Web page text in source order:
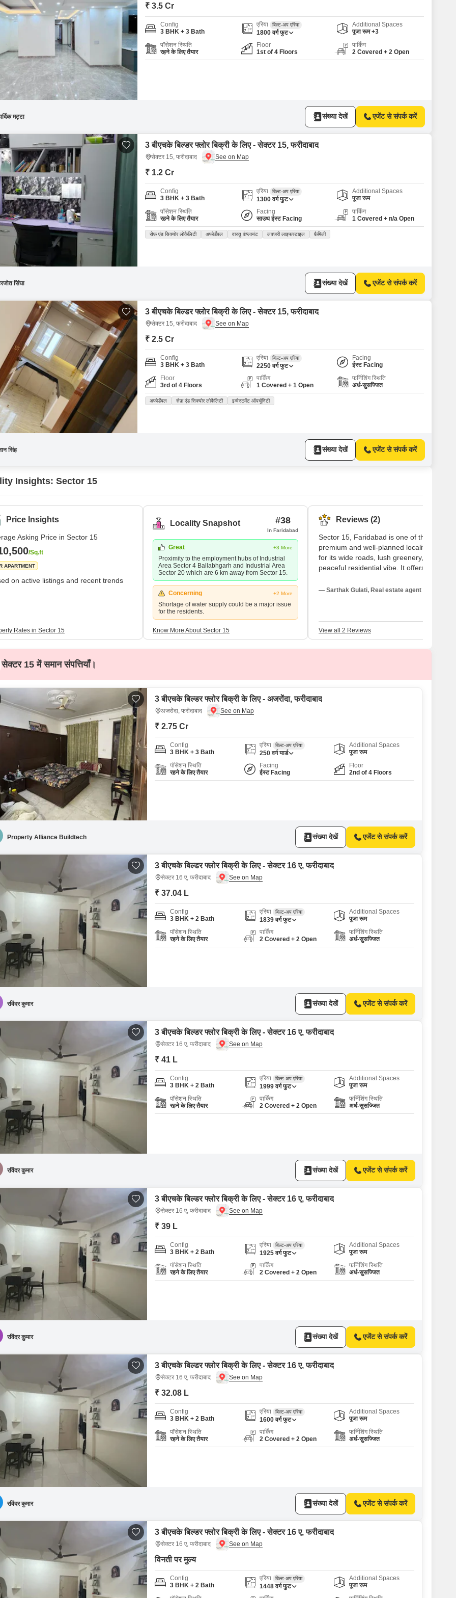
False Ceiling Design
TV Unit Design
Wall Paint Design
Wall Design
Window Design
Tiles Design
Kitchen False Ceiling Design
Staircase Design
Door Design
Crockery Unit Design
Study Room Design
Mortgage Partnerships
SuperAgent Pro
₹ 3.5 Cr
Config
3 BHK + 3 Bath
एरिया बिल्ट-अप एरिया
1800 वर्ग फुट
Additional Spaces
पूजा रूम +3
पॉसेशन स्थिति
रहने के लिए तैयार
Floor
1st of 4 Floors
पार्किंग
2 Covered + 2 Open
मट्टा संख्या देखें एजेंट से संपर्क करें
3 बीएचके बिल्डर फ्लोर बिक्री के लिए - सेक्टर 15, फरीदाबाद
सेक्टर 15, फरीदाबाद
₹ 1.2 Cr
Config
3 BHK + 3 Bath
एरिया बिल्ट-अप एरिया
1300 वर्ग फुट
Additional Spaces
पूजा रूम
पॉसेशन स्थिति
रहने के लिए तैयार
Facing
साउथ ईस्ट Facing
पार्किंग
1 Covered + n/a Open
सेफ़ एंड सिक्योर लोकैलिटी अफोर्डेबल वास्तु कंप्लायंट लक्जरी लाइफस्टाइल फ़ैमिली
सिंघा संख्या देखें एजेंट से संपर्क करें
3 बीएचके बिल्डर फ्लोर बिक्री के लिए - सेक्टर 15, फरीदाबाद
सेक्टर 15, फरीदाबाद
₹ 2.5 Cr
Config
3 BHK + 3 Bath
एरिया बिल्ट-अप एरिया
2250 वर्ग फुट
Facing
ईस्ट Facing
Floor
3rd of 4 Floors
पार्किंग
1 Covered + 1 Open
फर्निशिंग स्थिति
अर्ध-सुसज्जित
अफोर्डेबल सेफ़ एंड सिक्योर लोकैलिटी इन्वेस्टमेंट ऑपर्चूनिटी
सिंह संख्या देखें एजेंट से संपर्क करें
Insights: Sector 15
Price Insights
Asking Price in Sector 15
/Sq.ft
APARTMENT
on active listings and recent trends
Rates in Sector 15
Locality Snapshot #38
In Faridabad
Great +3 More
Proximity to the employment hubs of Industrial
Area Sector 4 Ballabhgarh and Industrial Area
Sector 20 which are 6 km away from Sector 15.
Concerning +2 More
Shortage of water supply could be a major issue
for the residents.
Know More About Sector 15
Reviews (2)
Sector 15, Faridabad is one of the most
premium and well-planned localities,
for its wide roads, lush greenery, and
peaceful residential vibe. It offers excellent
city, with top schools, hospitals, and
— Sarthak Gulati, Real estate agent
View all 2 Reviews
सेक्टर 15 में समान संपत्तियाँ।
3 बीएचके बिल्डर फ्लोर बिक्री के लिए - अजरोंदा, फरीदाबाद
अजरोंदा, फरीदाबाद
₹ 2.75 Cr
Config
3 BHK + 3 Bath
एरिया बिल्ट-अप एरिया
250 वर्ग यार्ड
Additional Spaces
पूजा रूम
पॉसेशन स्थिति
रहने के लिए तैयार
Facing
ईस्ट Facing
Floor
2nd of 4 Floors
Property Alliance Buildtech संख्या देखें एजेंट से संपर्क करें
3 बीएचके बिल्डर फ्लोर बिक्री के लिए - सेक्टर 16 ए, फरीदाबाद
सेक्टर 16 ए, फरीदाबाद
₹ 37.04 L
Config
3 BHK + 2 Bath
एरिया बिल्ट-अप एरिया
1839 वर्ग फुट
Additional Spaces
पूजा रूम
पॉसेशन स्थिति
रहने के लिए तैयार
पार्किंग
2 Covered + 2 Open
फर्निशिंग स्थिति
अर्ध-सुसज्जित
रविंदर कुमार संख्या देखें एजेंट से संपर्क करें
3 बीएचके बिल्डर फ्लोर बिक्री के लिए - सेक्टर 16 ए, फरीदाबाद
सेक्टर 16 ए, फरीदाबाद
₹ 41 L
Config
3 BHK + 2 Bath
एरिया बिल्ट-अप एरिया
1999 वर्ग फुट
Additional Spaces
पूजा रूम
पॉसेशन स्थिति
रहने के लिए तैयार
पार्किंग
2 Covered + 2 Open
फर्निशिंग स्थिति
अर्ध-सुसज्जित
रविंदर कुमार संख्या देखें एजेंट से संपर्क करें
3 बीएचके बिल्डर फ्लोर बिक्री के लिए - सेक्टर 16 ए, फरीदाबाद
सेक्टर 16 ए, फरीदाबाद
₹ 39 L
Config
3 BHK + 2 Bath
एरिया बिल्ट-अप एरिया
1925 वर्ग फुट
Additional Spaces
पूजा रूम
पॉसेशन स्थिति
रहने के लिए तैयार
पार्किंग
2 Covered + 2 Open
फर्निशिंग स्थिति
अर्ध-सुसज्जित
रविंदर कुमार संख्या देखें एजेंट से संपर्क करें
3 बीएचके बिल्डर फ्लोर बिक्री के लिए - सेक्टर 16 ए, फरीदाबाद
सेक्टर 16 ए, फरीदाबाद
₹ 32.08 L
Config
3 BHK + 2 Bath
एरिया बिल्ट-अप एरिया
1600 वर्ग फुट
Additional Spaces
पूजा रूम
पॉसेशन स्थिति
रहने के लिए तैयार
पार्किंग
2 Covered + 2 Open
फर्निशिंग स्थिति
अर्ध-सुसज्जित
रविंदर कुमार संख्या देखें एजेंट से संपर्क करें
3 बीएचके बिल्डर फ्लोर बिक्री के लिए - सेक्टर 16 ए, फरीदाबाद
सेक्टर 16 ए, फरीदाबाद
विनती पर मुल्य
Config
3 BHK + 2 Bath
एरिया बिल्ट-अप एरिया
1448 वर्ग फुट
Additional Spaces
पूजा रूम